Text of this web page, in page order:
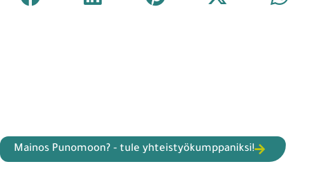
Mainos Punomoon? - tule yhteistyökumppaniksi!